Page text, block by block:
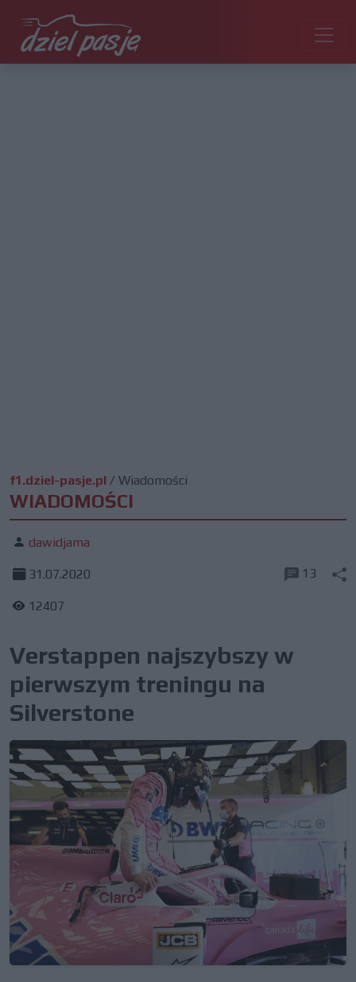
f1.dziel-pasje.pl / Wiadomości
WIADOMOŚCI
dawidjama
31.07.2020
12407
13
Verstappen najszybszy w
pierwszym treningu na
Silverstone